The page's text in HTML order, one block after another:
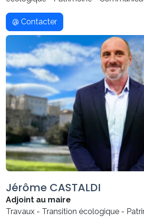
@ Contacter
Jérôme CASTALDI
Adjoint au maire
Travaux - Transition écologique -